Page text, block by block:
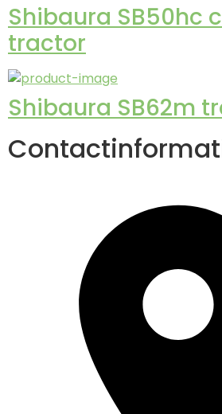
Shibaura SB50hc
tractor
Shibaura SB62m